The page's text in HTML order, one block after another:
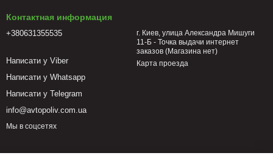
Контактная информация
+380631355535
Написати у Viber
Написати у Whatsapp
Написати у Telegram
info@avtopoliv.com.ua
г. Киев, улица Александра Мишуги
11-Б - Точка выдачи интернет
заказов (Магазина нет)
Карта проезда
Мы в соцсетях